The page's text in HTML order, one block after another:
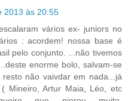
2013 às 20:55
vários ex- juniors no
: acordem! nossa base é
pelo conjunto. ...não tivemos
enorme bolo, salvam-se
não vaivdar em nada...já
Mineiro, Artur Maia, Léo, etc